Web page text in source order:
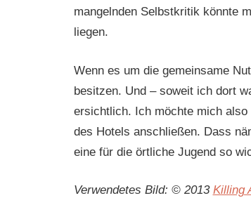
mangelnden Selbstkritik könnte
liegen.
Wenn es um die gemeinsame
besitzen. Und – soweit ich dort
ersichtlich. Ich möchte mich also
des Hotels anschließen. Dass
eine für die örtliche Jugend so
Verwendetes Bild: © 2013 Killing